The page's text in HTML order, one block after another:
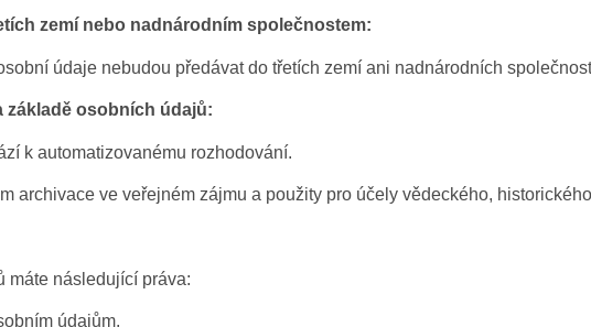
zemí nebo nadnárodním společnostem:
údaje nebudou předávat do třetích zemí ani nadnárodních
základě osobních údajů:
k automatizovanému rozhodování.
archivace ve veřejném zájmu a použity pro účely vědeckého,
máte následující práva:
údajům.